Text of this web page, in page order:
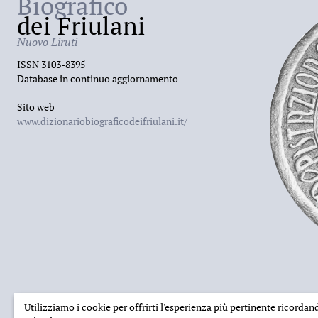
dei Friulani
Nuovo Liruti
ISSN 3103-8395
Database in continuo aggiornamento
Sito web
www.dizionariobiograficodeifriulani.it/
Utilizziamo i cookie per offrirti l'esperienza più pertinente